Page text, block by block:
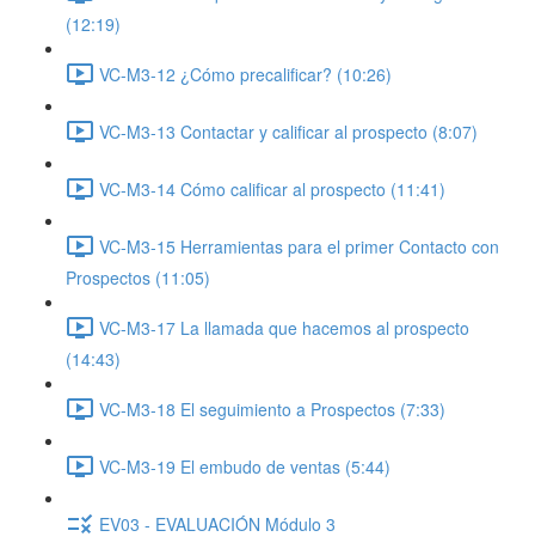
(12:19)
VC-M3-12 ¿Cómo precalificar? (10:26)
VC-M3-13 Contactar y calificar al prospecto (8:07)
VC-M3-14 Cómo calificar al prospecto (11:41)
VC-M3-15 Herramientas para el primer Contacto con
Prospectos (11:05)
VC-M3-17 La llamada que hacemos al prospecto
(14:43)
VC-M3-18 El seguimiento a Prospectos (7:33)
VC-M3-19 El embudo de ventas (5:44)
EV03 - EVALUACIÓN Módulo 3